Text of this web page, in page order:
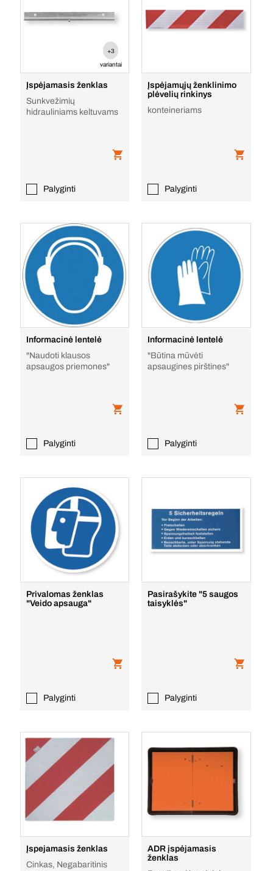
+3
variantai
Įspėjamasis ženklas
Sunkvežimių
hidrauliniams keltuvams
Palyginti
Įspėjamųjų ženklinimo
plėvelių rinkinys
konteineriams
Palyginti
Informacinė lentelė
"Naudoti klausos
apsaugos priemones"
Palyginti
Informacinė lentelė
"Būtina mūvėti
apsaugines pirštines"
Palyginti
Privalomas ženklas
"Veido apsauga"
Palyginti
Pasirašykite "5 saugos
taisyklės"
Palyginti
Įspejamasis ženklas
Cinkas, Negabaritinis
ADR įspėjamasis
ženklas